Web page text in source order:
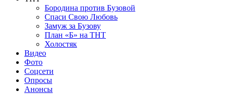
Бородина против Бузовой
Спаси Свою Любовь
Замуж за Бузову
План «Б» на ТНТ
Холостяк
Видео
Фото
Соцсети
Опросы
Анонсы